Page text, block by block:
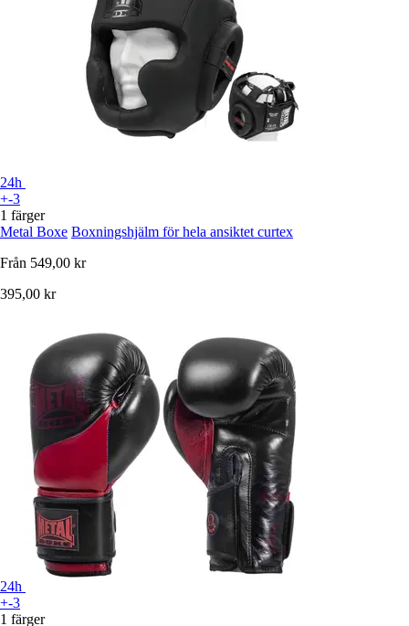
24h
+-3
1 färger
Metal Boxe Boxningshjälm för hela ansiktet curtex
Från 549,00 kr
395,00 kr
24h
+-3
1 färger